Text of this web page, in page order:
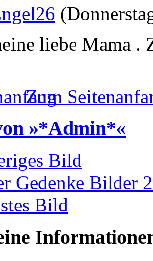
liebe Mama .
Zum
»*Admin*«
Bild
Gedenke Bilder 2
Bild